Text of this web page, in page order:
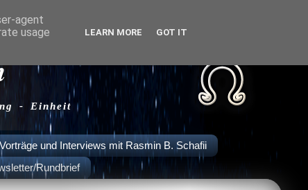
- Einheit
Vorträge und Interviews mit Rasmin B. Schafii
Rundbrief
agent
usage
LEARN MORE GOT IT